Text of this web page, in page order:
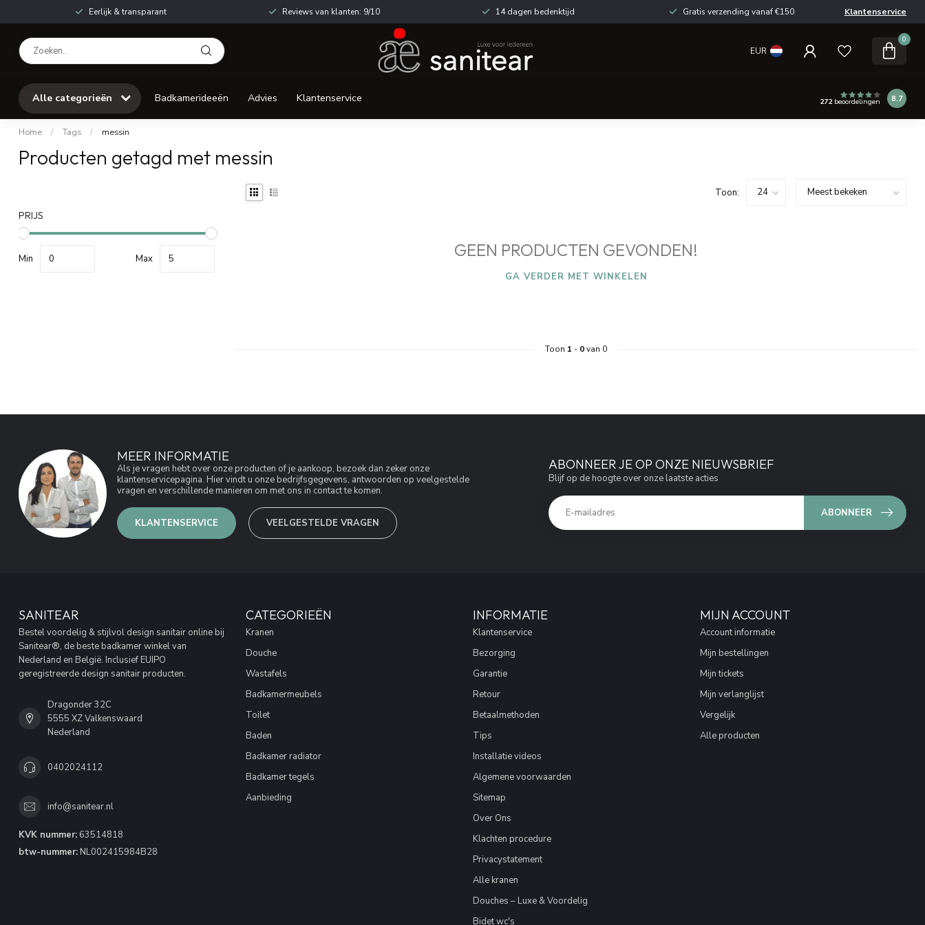
Eerlijk & transparant Reviews van klanten: 9/10 14 dagen bedenktijd Gratis verzending vanaf €150 Klantenservice
EUR
0
Alle categorieën Badkamerideeën Advies Klantenservice 272beoordelingen 8.7
Home / Tags / messin
Producten getagd met messin
PRIJS
Min Max
Toon:
GEEN PRODUCTEN GEVONDEN!
GA VERDER MET WINKELEN
Toon 1 - 0van 0
MEER INFORMATIE
Als je vragen hebt over onze producten of je aankoop, bezoek dan zeker onze
klantenservicepagina. Hier vindt u onze bedrijfsgegevens, antwoorden op veelgestelde
vragen en verschillende manieren om met ons in contact te komen.
KLANTENSERVICE VEELGESTELDE VRAGEN
ABONNEER JE OP ONZE NIEUWSBRIEF
Blijf op de hoogte over onze laatste acties
ABONNEER
SANITEAR
Bestel voordelig & stijlvol design sanitair online bij
Sanitear®, de beste badkamer winkel van
Nederland en België. Inclusief EUIPO
geregistreerde design sanitair producten.
Dragonder 32C
5555 XZ Valkenswaard
Nederland
0402024112
info@sanitear.nl
KVK nummer: 63514818
btw-nummer: NL002415984B28
CATEGORIEËN
Kranen
Douche
Wastafels
Badkamermeubels
Toilet
Baden
Badkamer radiator
Badkamer tegels
Aanbieding
INFORMATIE
Klantenservice
Bezorging
Garantie
Retour
Betaalmethoden
Tips
Installatie videos
Algemene voorwaarden
Sitemap
Over Ons
Klachten procedure
Privacystatement
Alle kranen
Douches – Luxe & Voordelig
Bidet wc's
MIJN ACCOUNT
Account informatie
Mijn bestellingen
Mijn tickets
Mijn verlanglijst
Vergelijk
Alle producten